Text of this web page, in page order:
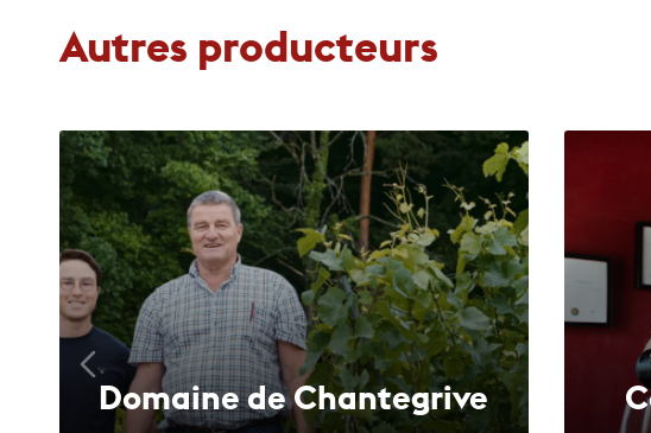
Autres producteurs
Domaine de Chantegrive